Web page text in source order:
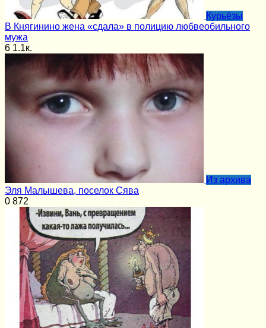
Курьёзы
В Княгинино жена «сдала» в полицию любвеобильного
мужа
6 1.1к.
Из архива
Эля Малышева, поселок Сява
0 872